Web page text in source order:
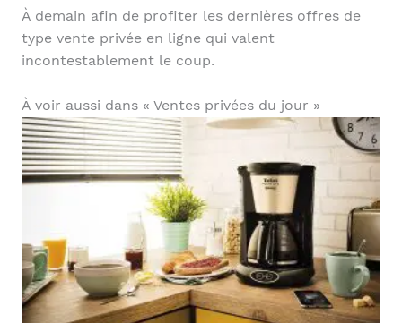
À demain afin de profiter les dernières offres de
type vente privée en ligne qui valent
incontestablement le coup.
À voir aussi dans « Ventes privées du jour »